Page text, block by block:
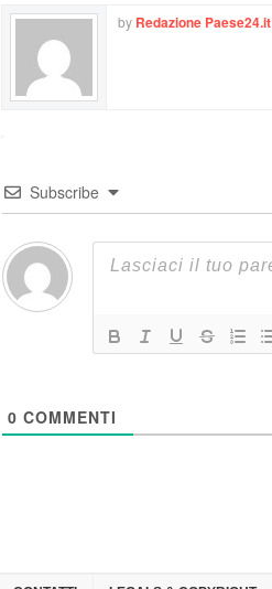
by Redazione Paese24.it
Subscribe
0 COMMENTI